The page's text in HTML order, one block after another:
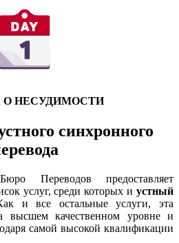
О НЕСУДИМОСТИ
синхронного
Переводов предоставляет
услуг, среди которых и устный
и все остальные услуги, эта
высшем качественном уровне и
самой высокой квалификации